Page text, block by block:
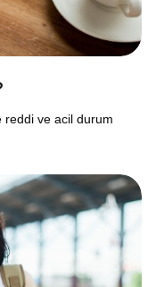
reddi ve acil durum